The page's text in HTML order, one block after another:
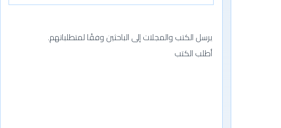
يرسل الكتب والمجلات إلى الباحثين وفقًا لمتطلباتهم.
أطلب الكتب